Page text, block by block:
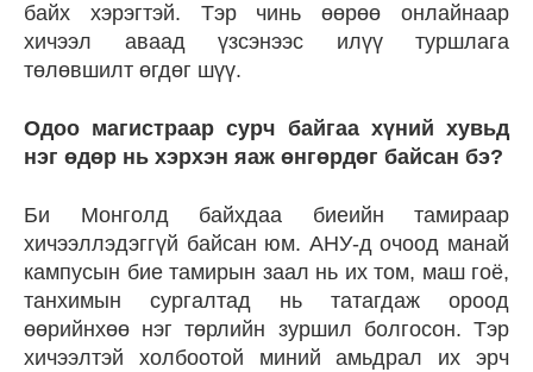
байх хэрэгтэй. Тэр чинь өөрөө онлайнаар
хичээл аваад үзсэнээс илүү туршлага
төлөвшилт өгдөг шүү.
Одоо магистраар сурч байгаа хүний хувьд
нэг өдөр нь хэрхэн яаж өнгөрдөг байсан бэ?
Би Монголд байхдаа биеийн тамираар
хичээллэдэггүй байсан юм. АНУ-д очоод манай
кампусын бие тамирын заал нь их том, маш гоё,
танхимын сургалтад нь татагдаж ороод
өөрийнхөө нэг төрлийн зуршил болгосон. Тэр
хичээлтэй холбоотой миний амьдрал их эрч